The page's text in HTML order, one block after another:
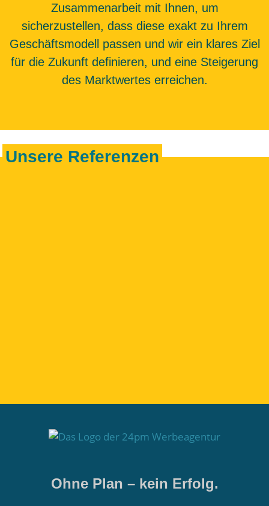
Zusammenarbeit mit Ihnen, um
sicherzustellen, dass diese exakt zu Ihrem
Geschäftsmodell passen und wir ein klares Ziel
für die Zukunft definieren, und eine Steigerung
des Marktwertes erreichen.
Unsere Referenzen
Ohne Plan – kein Erfolg.